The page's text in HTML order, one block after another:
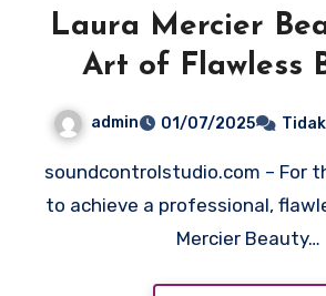
Laura Mercier
Art of Flawless
admin 01/07/2025
soundcontrolstudio.com – For those who seek
to achieve a professional,
Mercier Beauty…